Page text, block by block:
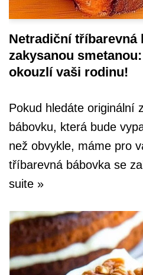
Netradiční tříbarevná
zakysanou
okouzlí vaši rodinu!
Pokud hledáte originální
bábovku, která bude
než obvykle, máme pro
tříbarevná bábovka se
suite »